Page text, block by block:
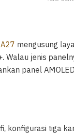
mengusung
Walau jenis
panel
konfigurasi tiga